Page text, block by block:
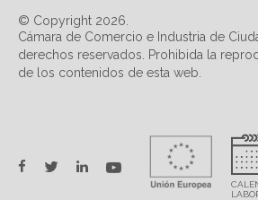
facebook
twitterlinkedinyoutube
© Copyright 2026.
Cámara de Comercio e Industria de
derechos reservados. Prohibida la
de los contenidos de esta web.